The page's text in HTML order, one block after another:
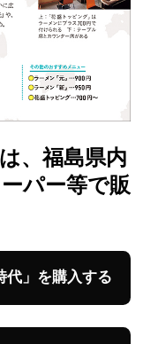
、福島県内
パー等で販
代」を購入する